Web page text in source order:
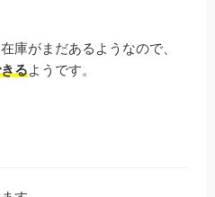
庫がまだあるようなので、
るようです。